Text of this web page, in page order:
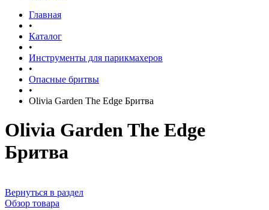
Главная
•
Каталог
•
Инструменты для парикмахеров
•
Опасные бритвы
•
Olivia Garden The Edge Бритва
Olivia Garden The Edge
Бритва
Вернуться в раздел
Обзор товара